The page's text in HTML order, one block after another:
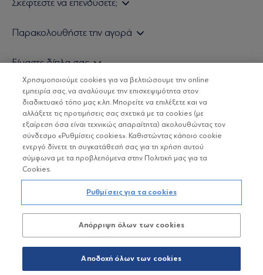
Σκέφτεστε να επενδύσετε;
Τιμολογιακή Πολιτική
Δείτε τις πολιτικές μας
Βασικές Γνώσεις
Παρακολουθήστε την αγορά
Τα νέα μας
Χρήσιμοι σύνδεσμοι
Είμαστε δίπλα σας
H Eurobank Asset Management ΑΕΔΑΚ
Επενδυτική φιλοσοφία ESG
Πιστοποιημένα στελέχη και συνεργάτες
Αποστολή Βιογραφικών
ΟΙ ΟΣΕΚΑ ΔΕΝ ΕΧΟΥΝ ΕΓΓΥΗΜΕΝΗ ΑΠΟΔΟΣΗ ΚΑΙ ΟΙ
ΠΡΟΗΓΟΥΜΕΝΕΣ ΑΠΟΔΟΣΕΙΣ ΔΕΝ ΔΙΑΣΦΑΛΙΖΟΥΝ ΤΙΣ
ΜΕΛΛΟΝΤΙΚΕΣ
Copyright © Eurobank ΑΕΔΑΚ
Προστασία Προσωπικών Δεδομένων
Όροι χρήσης
Πολιτική cookies
Χρησιμοποιούμε cookies για να βελτιώσουμε την online
εμπειρία σας, να αναλύουμε την επισκεψιμότητα στον
διαδικτυακό τόπο μας κ.λπ. Μπορείτε να επιλέξετε και να
αλλάξετε τις προτιμήσεις σας σχετικά με τα cookies (με
εξαίρεση όσα είναι τεχνικώς απαραίτητα) ακολουθώντας τον
σύνδεσμο «Ρυθμίσεις cookies». Καθιστώντας κάποιο cookie
ενεργό δίνετε τη συγκατάθεσή σας για τη χρήση αυτού
σύμφωνα με τα προβλεπόμενα στην Πολιτική μας για τα
Cookies.
Ρυθμίσεις για τα cookies
Απόρριψη όλων των cookies
Αποδοχή όλων των cookies